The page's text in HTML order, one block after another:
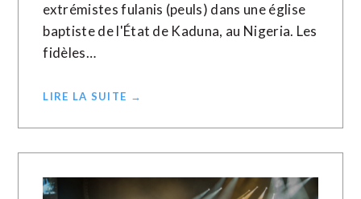
extrémistes fulanis (peuls) dans une église
baptiste de l'État de Kaduna, au Nigeria. Les
fidèles…
LIRE LA SUITE →